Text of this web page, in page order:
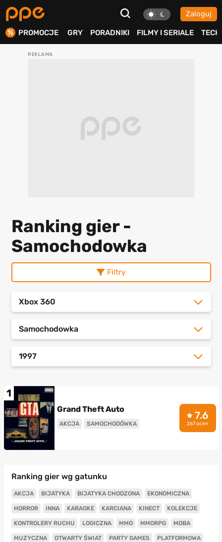
Zaloguj
PROMOCJE GRY PORADNIKI FILMY I SERIALE TECH
Ranking gier -
Samochodowka
Filtry
Xbox 360
Samochodowka
1997
1
Grand Theft Auto
AKCJA SAMOCHODÓWKA
7.6
267 ocen
Ranking gier wg gatunku
AKCJA BIJATYKA BIJATYKA CHODZONA EKONOMICZNA
HORROR INNA KARAOKE KARCIANA KINECT KOLEKCJE
KONTROLERY RUCHU LOGICZNA MMO MMORPG MOBA
MUZYCZNA OTWARTY ŚWIAT PARTY GAMES PLATFORMOWA